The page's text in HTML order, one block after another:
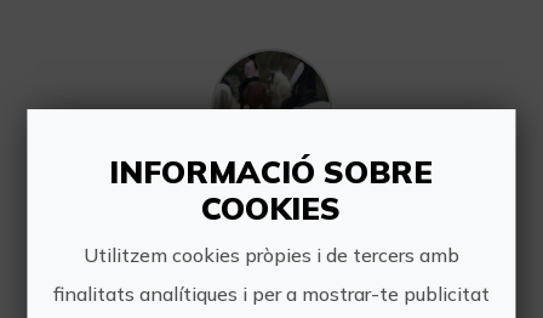
Gaudirem d'una experiència
inoblidable pel Paratge Natural de
INFORMACIÓ SOBRE
COOKIES
Utilitzem cookies pròpies i de tercers amb
finalitats analítiques i per a mostrar-te publicitat